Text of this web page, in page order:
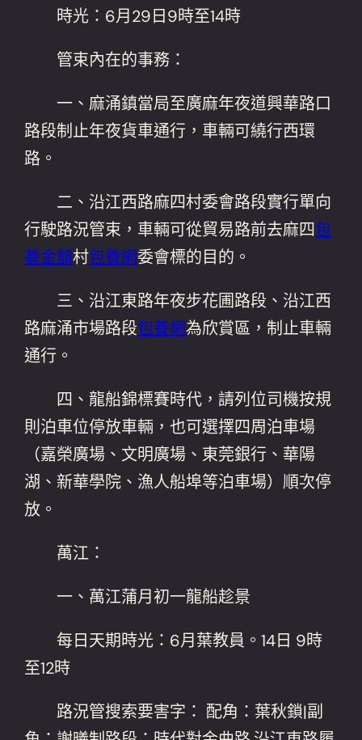
時光：6月29日9時至14時
管束內在的事務：
一、麻涌鎮當局至廣麻年夜道興華路口
路段制止年夜貨車通行，車輛可繞行西環
路。
二、沿江西路麻四村委會路段實行單向
行駛路況管束，車輛可從貿易路前去麻四包
養金額村包養網委會標的目的。
三、沿江東路年夜步花圃路段、沿江西
路麻涌市場路段包養網為欣賞區，制止車輛
通行。
四、龍船錦標賽時代，請列位司機按規
則泊車位停放車輛，也可選擇四周泊車場
（嘉榮廣場、文明廣場、東莞銀行、華陽
湖、新華學院、漁人船埠等泊車場）順次停
放。
萬江：
一、萬江蒲月初一龍船趁景
每日天期時光：6月葉教員。14日 9時
至12時
路況管搜索要害字： 配角：葉秋鎖|副